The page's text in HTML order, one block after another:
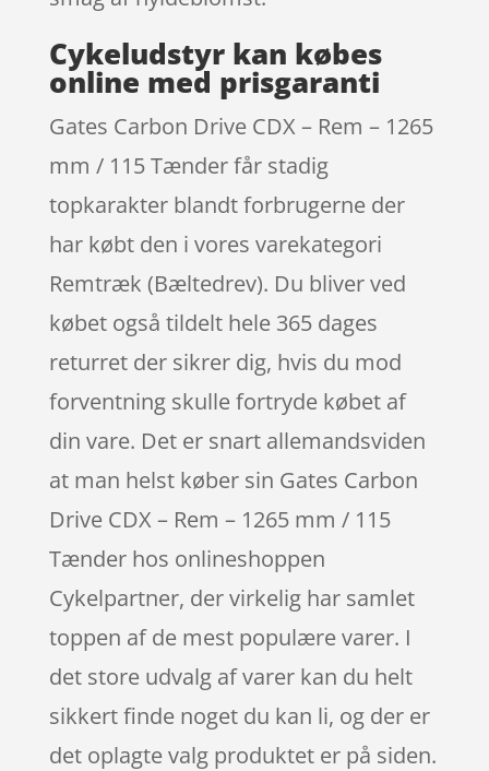
Cykeludstyr kan købes
online med prisgaranti
Gates Carbon Drive CDX – Rem – 1265
mm / 115 Tænder får stadig
topkarakter blandt forbrugerne der
har købt den i vores varekategori
Remtræk (Bæltedrev). Du bliver ved
købet også tildelt hele 365 dages
returret der sikrer dig, hvis du mod
forventning skulle fortryde købet af
din vare. Det er snart allemandsviden
at man helst køber sin Gates Carbon
Drive CDX – Rem – 1265 mm / 115
Tænder hos onlineshoppen
Cykelpartner, der virkelig har samlet
toppen af de mest populære varer. I
det store udvalg af varer kan du helt
sikkert finde noget du kan li, og der er
det oplagte valg produktet er på siden.